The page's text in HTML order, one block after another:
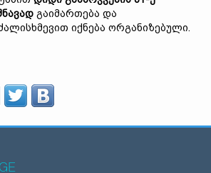
გაიმართება და
იქნება ორგანიზებული.